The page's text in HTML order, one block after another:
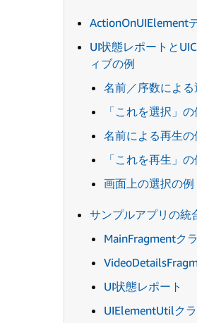
ActionOnUIElement
UI状態レポートと
ィブの例
名前／序数による
「これを選択」の
名前による再生の
「これを再生」の
画面上の選択の例
サンプルアプリの統
MainFragmentク
UI状態レポート
UIElementUtilク